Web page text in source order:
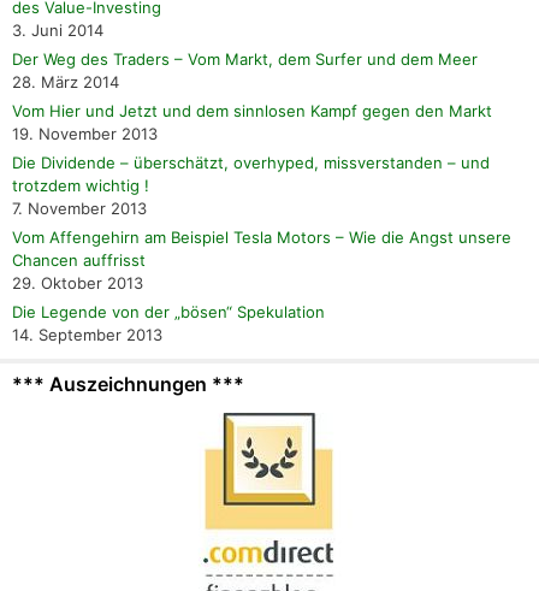
des Value-Investing
3. Juni 2014
Der Weg des Traders – Vom Markt, dem Surfer und dem Meer
28. März 2014
Vom Hier und Jetzt und dem sinnlosen Kampf gegen den Markt
19. November 2013
Die Dividende – überschätzt, overhyped, missverstanden – und
trotzdem wichtig !
7. November 2013
Vom Affengehirn am Beispiel Tesla Motors – Wie die Angst unsere
Chancen auffrisst
29. Oktober 2013
Die Legende von der „bösen“ Spekulation
14. September 2013
*** Auszeichnungen ***